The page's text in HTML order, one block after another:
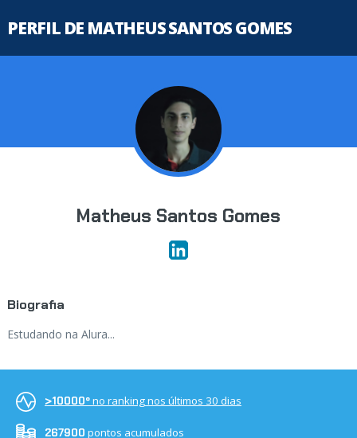
PERFIL DE MATHEUS SANTOS GOMES
Matheus Santos Gomes
Biografia
Estudando na Alura...
>10000ºno ranking nos últimos 30 dias
267900 pontos acumulados